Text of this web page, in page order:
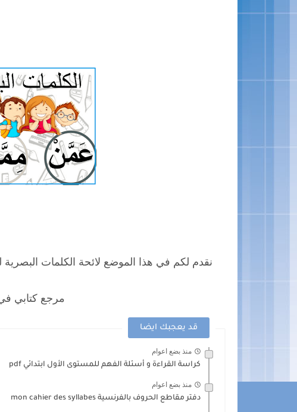
نقدم لكم في هذا الموضع لائحة الكلمات البصرية
مرجع كتابي في
قد يعجبك ايضا
منذ بضع اعوام
كراسة القراءة و أسئلة الفهم للمستوى الأول ابتدائي pdf
منذ بضع اعوام
دفتر مقاطع الحروف بالفرنسية mon cahier des syllabes